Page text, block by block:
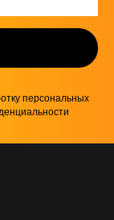
персональных